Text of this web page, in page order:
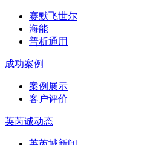
赛默飞世尔
海能
普析通用
成功案例
案例展示
客户评价
英芮诚动态